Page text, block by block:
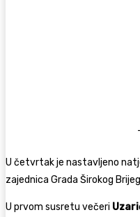
U četvrtak je nastavljeno
zajednica Grada Širokog
U prvom susretu večeri